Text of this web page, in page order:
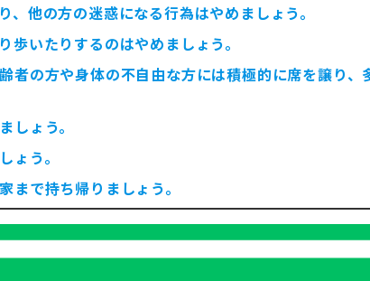
他の方の迷惑になる行為はやめましょう。
いたりするのはやめましょう。
の方や身体の不自由な方には積極的に席を譲り、
ょう。
ょう。
で持ち帰りましょう。